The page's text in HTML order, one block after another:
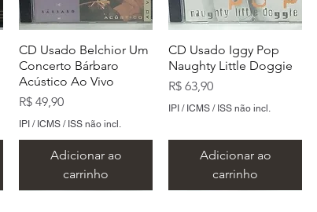
CD Usado Belchior Um
Concerto Bárbaro
Acústico Ao Vivo
Preço
R$ 49,90
IPI / ICMS / ISS não incl.
Adicionar ao
carrinho
CD Usado Iggy Pop
Naughty Little Doggie
Preço
R$ 63,90
IPI / ICMS / ISS não incl.
Adicionar ao
carrinho